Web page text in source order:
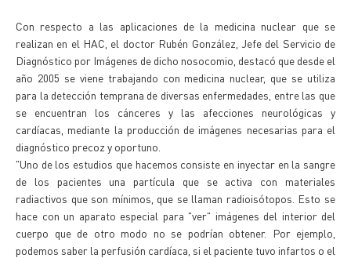
Con respecto a las aplicaciones de la medicina nuclear que se
realizan en el HAC, el doctor Rubén González, Jefe del Servicio de
Diagnóstico por Imágenes de dicho nosocomio, destacó que desde el
año 2005 se viene trabajando con medicina nuclear, que se utiliza
para la detección temprana de diversas enfermedades, entre las que
se encuentran los cánceres y las afecciones neurológicas y
cardíacas, mediante la producción de imágenes necesarias para el
diagnóstico precoz y oportuno.
"Uno de los estudios que hacemos consiste en inyectar en la sangre
de los pacientes una partícula que se activa con materiales
radiactivos que son mínimos, que se llaman radioisótopos. Esto se
hace con un aparato especial para "ver" imágenes del interior del
cuerpo que de otro modo no se podrían obtener. Por ejemplo,
podemos saber la perfusión cardíaca, si el paciente tuvo infartos o el